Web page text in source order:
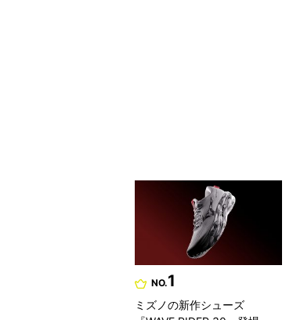
NO.1
ミズノの新作シューズ